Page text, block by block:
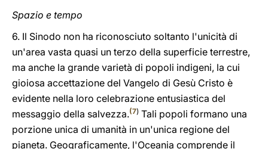
Spazio e tempo
6. Il Sinodo non ha riconosciuto soltanto l'unicità di
un'area vasta quasi un terzo della superficie terrestre,
ma anche la grande varietà di popoli indigeni, la cui
gioiosa accettazione del Vangelo di Gesù Cristo è
evidente nella loro celebrazione entusiastica del
messaggio della salvezza.(7) Tali popoli formano una
porzione unica di umanità in un'unica regione del
pianeta. Geograficamente, l'Oceania comprende il